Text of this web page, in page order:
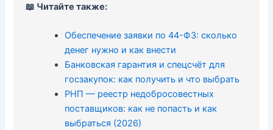
📖 Читайте также:
Обеспечение заявки по 44-ФЗ: сколько
денег нужно и как внести
Банковская гарантия и спецсчёт для
госзакупок: как получить и что выбрать
РНП — реестр недобросовестных
поставщиков: как не попасть и как
выбраться (2026)